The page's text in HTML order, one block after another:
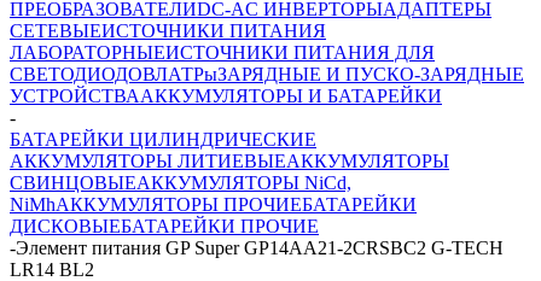
ПРЕОБРАЗОВАТЕЛИDC-AC ИНВЕРТОРЫАДАПТЕРЫ
СЕТЕВЫЕИСТОЧНИКИ ПИТАНИЯ
ЛАБОРАТОРНЫЕИСТОЧНИКИ ПИТАНИЯ ДЛЯ
СВЕТОДИОДОВЛАТРыЗАРЯДНЫЕ И ПУСКО-ЗАРЯДНЫЕ
УСТРОЙСТВААККУМУЛЯТОРЫ И БАТАРЕЙКИ
-
БАТАРЕЙКИ ЦИЛИНДРИЧЕСКИЕ
АККУМУЛЯТОРЫ ЛИТИЕВЫЕАККУМУЛЯТОРЫ
СВИНЦОВЫЕАККУМУЛЯТОРЫ NiCd,
NiMhАККУМУЛЯТОРЫ ПРОЧИЕБАТАРЕЙКИ
ДИСКОВЫЕБАТАРЕЙКИ ПРОЧИЕ
-Элемент питания GP Super GP14AA21-2CRSBC2 G-TECH
LR14 BL2